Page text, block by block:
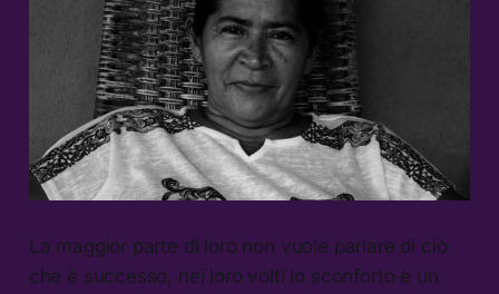
La maggior parte di loro non vuole parlare di ciò
che è successo, nei loro volti lo sconforto è un